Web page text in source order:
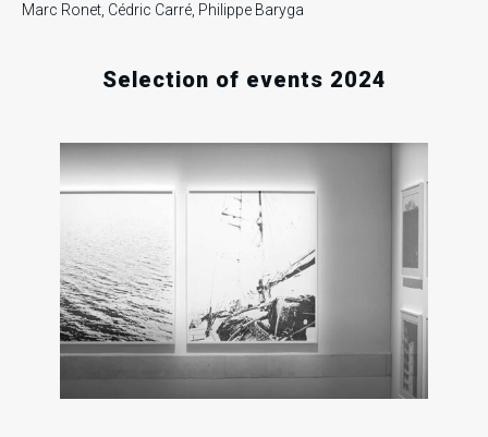
Marc Ronet, Cédric Carré, Philippe Baryga
Selection of events 2024
16
Sat
Nov
2024
02
Sun
Mar
2025
...